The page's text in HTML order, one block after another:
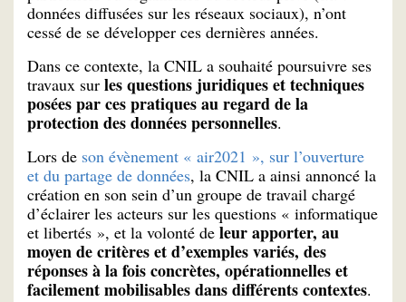
données diffusées sur les réseaux sociaux), n’ont
cessé de se développer ces dernières années.
Dans ce contexte, la CNIL a souhaité poursuivre ses
travaux sur les questions juridiques et techniques
posées par ces pratiques au regard de la
protection des données personnelles.
Lors de son évènement « air2021 », sur l’ouverture
et du partage de données, la CNIL a ainsi annoncé la
création en son sein d’un groupe de travail chargé
d’éclairer les acteurs sur les questions « informatique
et libertés », et la volonté de leur apporter, au
moyen de critères et d’exemples variés, des
réponses à la fois concrètes, opérationnelles et
facilement mobilisables dans différents contextes.